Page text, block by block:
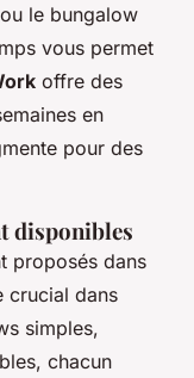
le bungalow
vous permet
offre des
en
pour des
disponibles
proposés dans
crucial dans
simples,
chacun